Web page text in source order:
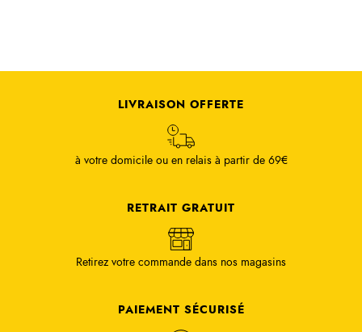
LIVRAISON OFFERTE
à votre domicile ou en relais à partir de 69€
RETRAIT GRATUIT
Retirez votre commande dans nos magasins
PAIEMENT SÉCURISÉ